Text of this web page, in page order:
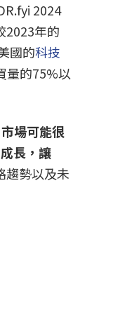
2024
2023年的
國的科技
量的75%以
場可能很
長，讓
趨勢以及未